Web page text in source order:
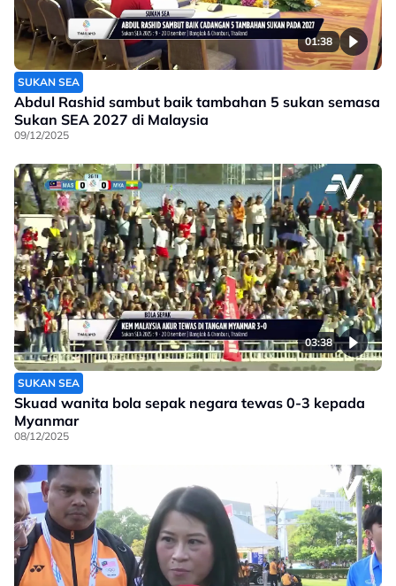
01:38
SUKAN SEA
Abdul Rashid sambut baik tambahan 5 sukan semasa
Sukan SEA 2027 di Malaysia
09/12/2025
03:38
SUKAN SEA
Skuad wanita bola sepak negara tewas 0-3 kepada
Myanmar
08/12/2025